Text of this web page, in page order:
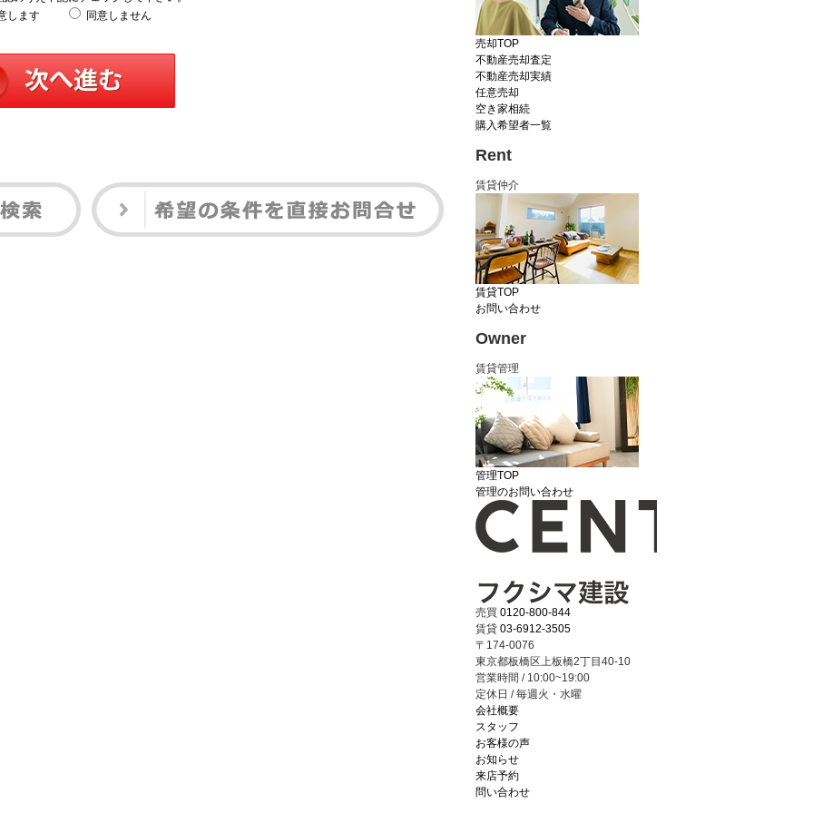
します
同意しません
売却TOP
不動産売却査定
不動産売却実績
任意売却
空き家相続
購入希望者一覧
Rent
賃貸仲介
賃貸TOP
お問い合わせ
Owner
賃貸管理
管理TOP
管理のお問い合わせ
売買 0120-800-844
賃貸 03-6912-3505
〒174-0076
東京都板橋区上板橋2丁目40-10
営業時間 / 10:00~19:00
定休日 / 毎週火・水曜
会社概要
スタッフ
お客様の声
お知らせ
来店予約
問い合わせ